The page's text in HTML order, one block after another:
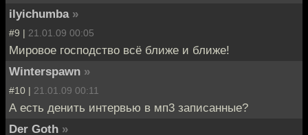
ilyichumba »
#9 | 21.01.09 00:05
Мировое господство всё ближе и ближе!
Winterspawn »
#10 | 21.01.09 00:11
А есть денить интервью в мп3 записанные?
Der Goth »